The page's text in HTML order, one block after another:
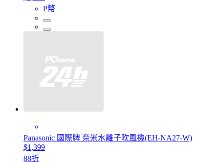
P幣
Panasonic 國際牌 奈米水離子吹風機(EH-NA27-W)
$1,399
88折